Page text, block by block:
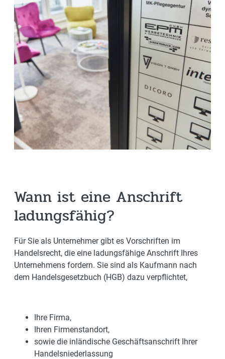
Wann ist eine Anschrift
ladungsfähig?
Für Sie als Unternehmer gibt es Vorschriften im
Handelsrecht, die eine ladungsfähige Anschrift Ihres
Unternehmens fordern. Sie sind als Kaufmann nach
dem Handelsgesetzbuch (HGB) dazu verpflichtet,
Ihre Firma,
Ihren Firmenstandort,
sowie die inländische Geschäftsanschrift Ihrer
Handelsniederlassung